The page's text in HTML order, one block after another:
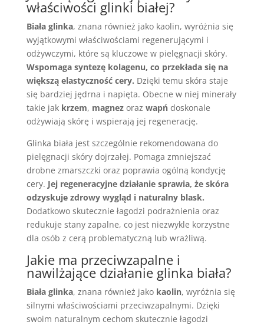
właściwości glinki białej?
Biała glinka, znana również jako kaolin, wyróżnia się
wyjątkowymi właściwościami regenerującymi i
odżywczymi, które są kluczowe w pielęgnacji skóry.
Wspomaga syntezę kolagenu, co przekłada się na
większą elastyczność cery. Dzięki temu skóra staje
się bardziej jędrna i napięta. Obecne w niej minerały
takie jak krzem, magnezoraz wapńdoskonale
odżywiają skórę i wspierają jej regenerację.
Glinka biała jest szczególnie rekomendowana do
pielęgnacji skóry dojrzałej. Pomaga zmniejszać
drobne zmarszczki oraz poprawia ogólną kondycję
cery. Jej regeneracyjne działanie sprawia, że skóra
odzyskuje zdrowy wygląd i naturalny blask.
Dodatkowo skutecznie łagodzi podrażnienia oraz
redukuje stany zapalne, co jest niezwykle korzystne
dla osób z cerą problematyczną lub wrażliwą.
Jakie ma przeciwzapalne i
nawilżające działanie glinka biała?
Biała glinka, znana również jako kaolin, wyróżnia się
silnymi właściwościami przeciwzapalnymi. Dzięki
swoim naturalnym cechom skutecznie łagodzi